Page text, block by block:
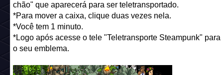
chão" que aparecerá para ser teletransportado.
*Para mover a caixa, clique duas vezes nela.
*Você tem 1 minuto.
*Logo após acesse o tele "Teletransporte Steampunk" para
o seu emblema.